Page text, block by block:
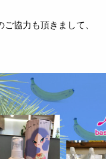
協力も頂きまして、